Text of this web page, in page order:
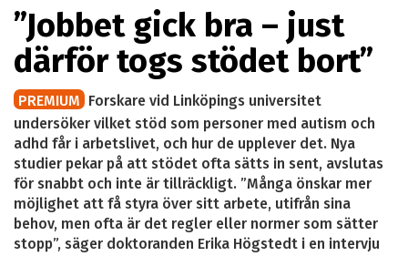
”Jobbet gick bra – just
därför togs stödet bort”
PREMIUM Forskare vid Linköpings universitet
undersöker vilket stöd som personer med autism och
adhd får i arbetslivet, och hur de upplever det. Nya
studier pekar på att stödet ofta sätts in sent, avslutas
för snabbt och inte är tillräckligt. ”Många önskar mer
möjlighet att få styra över sitt arbete, utifrån sina
behov, men ofta är det regler eller normer som sätter
stopp”, säger doktoranden Erika Högstedt i en intervju